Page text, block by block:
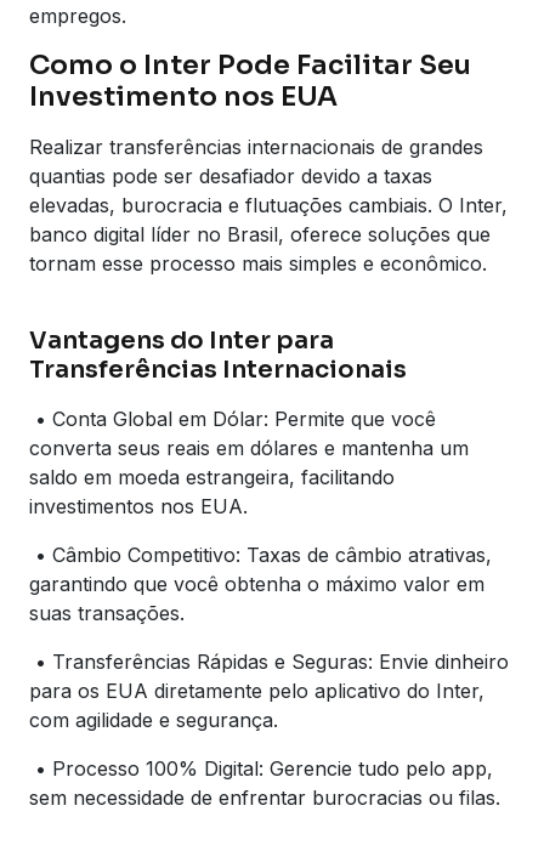
empregos.
Como o Inter Pode Facilitar Seu
Investimento nos EUA
Realizar transferências internacionais de grandes
quantias pode ser desafiador devido a taxas
elevadas, burocracia e flutuações cambiais. O Inter,
banco digital líder no Brasil, oferece soluções que
tornam esse processo mais simples e econômico.
Vantagens do Inter para
Transferências Internacionais
• Conta Global em Dólar: Permite que você
converta seus reais em dólares e mantenha um
saldo em moeda estrangeira, facilitando
investimentos nos EUA.
• Câmbio Competitivo: Taxas de câmbio atrativas,
garantindo que você obtenha o máximo valor em
suas transações.
• Transferências Rápidas e Seguras: Envie dinheiro
para os EUA diretamente pelo aplicativo do Inter,
com agilidade e segurança.
• Processo 100% Digital: Gerencie tudo pelo app,
sem necessidade de enfrentar burocracias ou filas.